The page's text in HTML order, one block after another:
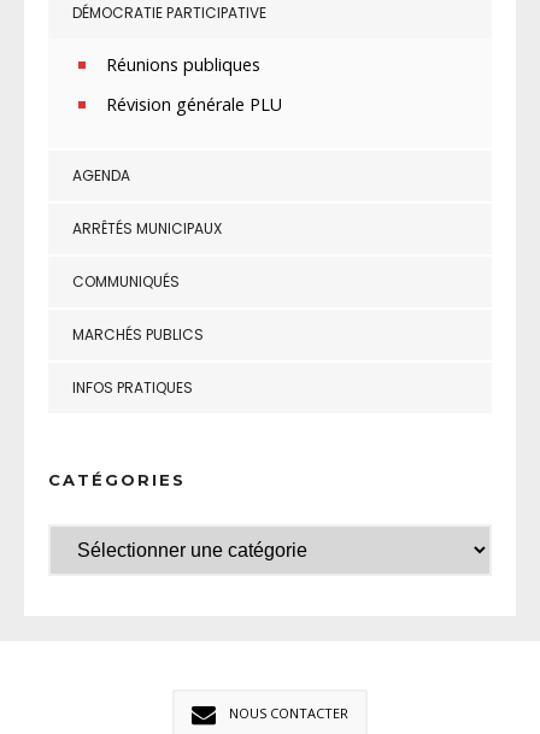
DÉMOCRATIE PARTICIPATIVE
Réunions publiques
Révision générale PLU
AGENDA
ARRÊTÉS MUNICIPAUX
COMMUNIQUÉS
MARCHÉS PUBLICS
INFOS PRATIQUES
CATÉGORIES
NOUS CONTACTER